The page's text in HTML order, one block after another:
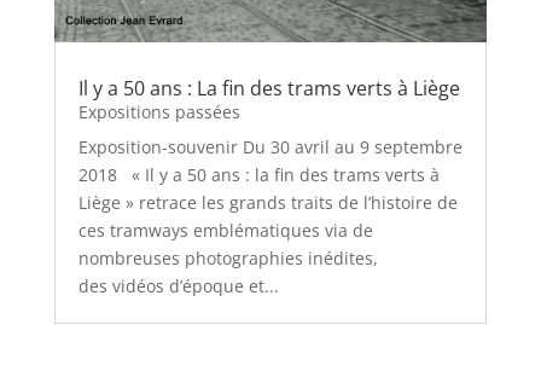
Il y a 50 ans : La fin des trams verts à Liège
Expositions passées
Exposition-souvenir Du 30 avril au 9 septembre
2018 « Il y a 50 ans : la fin des trams verts à
Liège » retrace les grands traits de l’histoire de
ces tramways emblématiques via de
nombreuses photographies inédites,
des vidéos d’époque et...